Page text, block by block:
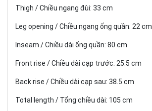
Thigh / Chiều ngang đùi: 33 cm
Leg opening / Chiều ngang ống quần: 22 cm
Inseam / Chiều dài ống quần: 80 cm
Front rise / Chiều dài cạp trước: 25.5 cm
Back rise / Chiều dài cạp sau: 38.5 cm
Total length / Tổng chiều dài: 105 cm